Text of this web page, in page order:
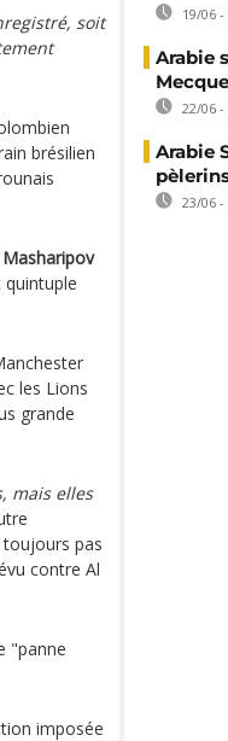
soit
brésilien
Masharipov
quintuple
les Lions
grande
mais elles
pas
contre Al
"panne
imposée
19/06 -
Arabie
22/06 -
Arabie
23/06 -